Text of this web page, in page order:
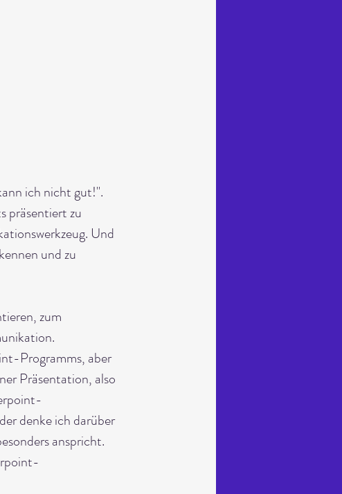
ich nicht gut!".
präsentiert zu
Und
und zu
zum
Programms, aber
Präsentation, also
denke ich darüber
anspricht.